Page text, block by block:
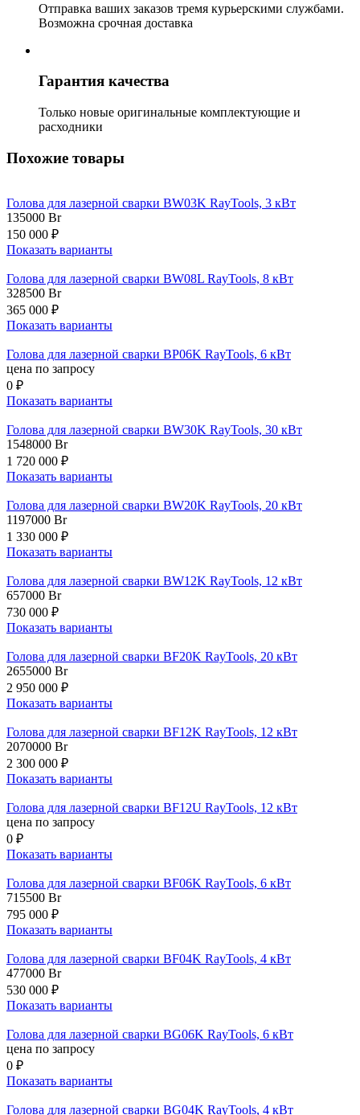
Отправка ваших заказов тремя курьерскими службами.
Возможна срочная доставка
Гарантия качества
Только новые оригинальные комплектующие и
расходники
Похожие товары
Голова для лазерной сварки BW03K RayTools, 3 кВт
135000 Br
150 000 ₽
Показать варианты
Голова для лазерной сварки BW08L RayTools, 8 кВт
328500 Br
365 000 ₽
Показать варианты
Голова для лазерной сварки BP06K RayTools, 6 кВт
цена по запросу
0 ₽
Показать варианты
Голова для лазерной сварки BW30K RayTools, 30 кВт
1548000 Br
1 720 000 ₽
Показать варианты
Голова для лазерной сварки BW20K RayTools, 20 кВт
1197000 Br
1 330 000 ₽
Показать варианты
Голова для лазерной сварки BW12K RayTools, 12 кВт
657000 Br
730 000 ₽
Показать варианты
Голова для лазерной сварки BF20K RayTools, 20 кВт
2655000 Br
2 950 000 ₽
Показать варианты
Голова для лазерной сварки BF12K RayTools, 12 кВт
2070000 Br
2 300 000 ₽
Показать варианты
Голова для лазерной сварки BF12U RayTools, 12 кВт
цена по запросу
0 ₽
Показать варианты
Голова для лазерной сварки BF06K RayTools, 6 кВт
715500 Br
795 000 ₽
Показать варианты
Голова для лазерной сварки BF04K RayTools, 4 кВт
477000 Br
530 000 ₽
Показать варианты
Голова для лазерной сварки BG06K RayTools, 6 кВт
цена по запросу
0 ₽
Показать варианты
Голова для лазерной сварки BG04K RayTools, 4 кВт